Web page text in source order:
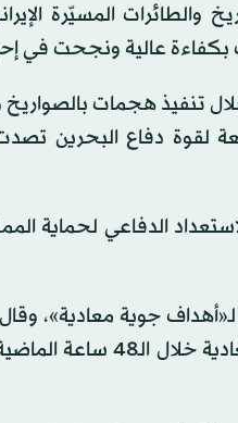
والطائرات المسيّرة
بكفاءة عالية ونجحت في
تنفيذ هجمات بالصواريخ
لقوة دفاع البحرين
الدفاعي لحماية
جوية معادية»،
باسم وزارة الدفاع الكويتي العقيد الركن سعود